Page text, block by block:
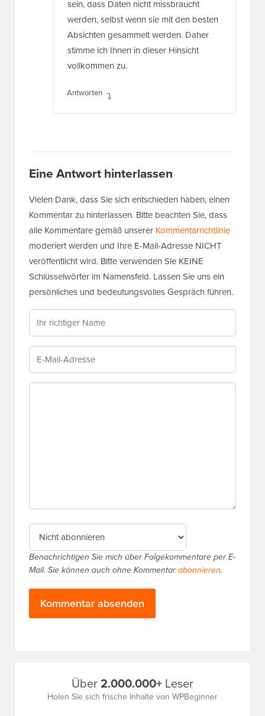
sein, dass Daten nicht missbraucht
werden, selbst wenn sie mit den besten
Absichten gesammelt werden. Daher
stimme ich Ihnen in dieser Hinsicht
vollkommen zu.
Antworten
Eine Antwort hinterlassen
Vielen Dank, dass Sie sich entschieden haben, einen
Kommentar zu hinterlassen. Bitte beachten Sie, dass
alle Kommentare gemäß unserer Kommentarrichtlinie
moderiert werden und Ihre E-Mail-Adresse NICHT
veröffentlicht wird. Bitte verwenden Sie KEINE
Schlüsselwörter im Namensfeld. Lassen Sie uns ein
persönliches und bedeutungsvolles Gespräch führen.
Benachrichtigen Sie mich über Folgekommentare per E-
Mail. Sie können auch ohne Kommentarabonnieren.
Seitenleistenmenü
Über2.000.000+ Leser
Holen Sie sich frische Inhalte von WPBeginner